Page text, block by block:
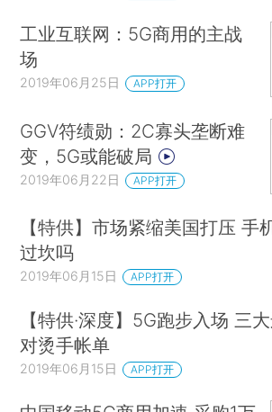
工业互联网：5G商用的主战
场
2019年06月25日 APP打开
GGV符绩勋：2C寡头垄断难
变，5G或能破局
2019年06月22日 APP打开
【特供】市场紧缩美国打压 手
过坎吗
2019年06月15日 APP打开
【特供·深度】5G跑步入场 三
对烫手帐单
2019年06月15日 APP打开